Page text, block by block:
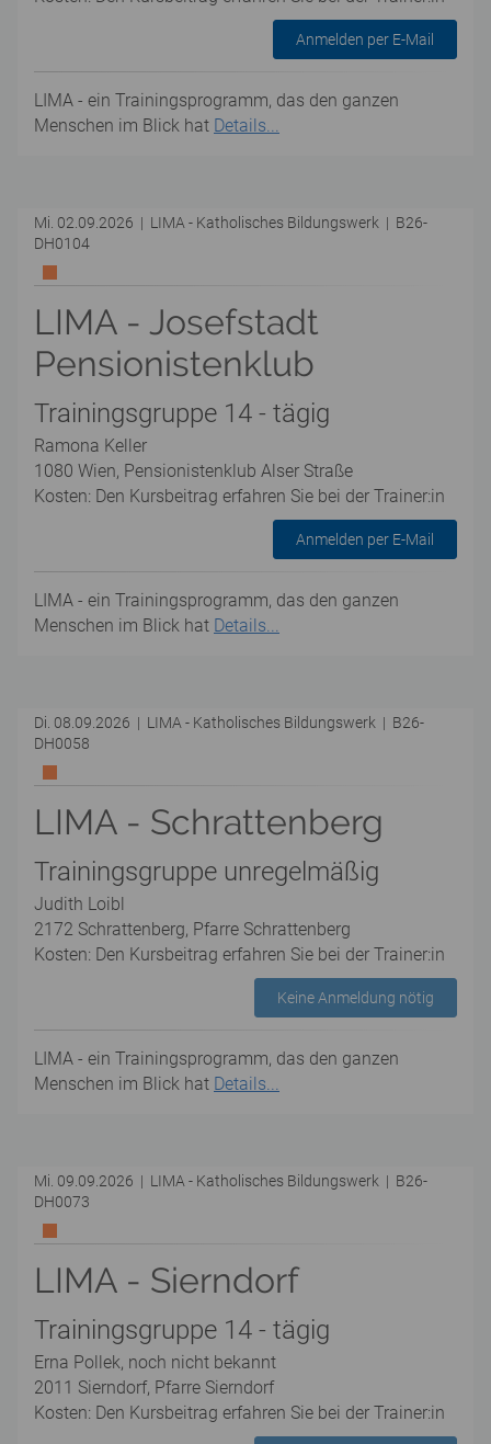
Anmelden per E-Mail
LIMA - ein Trainingsprogramm, das den ganzen
Menschen im Blick hat Details...
Mi. 02.09.2026 | LIMA - Katholisches Bildungswerk | B26-
DH0104
LIMA - Josefstadt
Pensionistenklub
Trainingsgruppe 14 - tägig
Ramona Keller
1080 Wien, Pensionistenklub Alser Straße
Kosten: Den Kursbeitrag erfahren Sie bei der Trainer:in
Anmelden per E-Mail
LIMA - ein Trainingsprogramm, das den ganzen
Menschen im Blick hat Details...
Di. 08.09.2026 | LIMA - Katholisches Bildungswerk | B26-
DH0058
LIMA - Schrattenberg
Trainingsgruppe unregelmäßig
Judith Loibl
2172 Schrattenberg, Pfarre Schrattenberg
Kosten: Den Kursbeitrag erfahren Sie bei der Trainer:in
Keine Anmeldung nötig
LIMA - ein Trainingsprogramm, das den ganzen
Menschen im Blick hat Details...
Mi. 09.09.2026 | LIMA - Katholisches Bildungswerk | B26-
DH0073
LIMA - Sierndorf
Trainingsgruppe 14 - tägig
Erna Pollek, noch nicht bekannt
2011 Sierndorf, Pfarre Sierndorf
Kosten: Den Kursbeitrag erfahren Sie bei der Trainer:in